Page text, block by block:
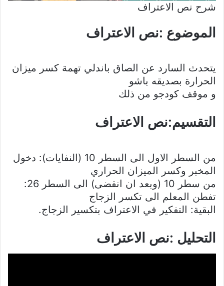
شرح نص الاعتراف
الموضوع :نص الاعتراف
يتحدث السارد عن الصاق باندلي تهمة كسر ميزان
الحرارة بصديقه باشو
و موقف كودجو من ذلك
التقسيم:نص الاعتراف
من السطر الاول الى السطر 10 (النفايات): دخول
المخبر وكسر الميزان الحراري
من سطر 10 (وبعد ان انقضى) الى السطر 26:
تفطن المعلم الى تكسر الزجاج
البقية: التفكير في الاعتراف بتكسير الزجاج.
التحليل :نص الاعتراف